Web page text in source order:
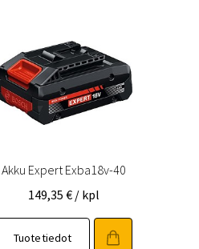
Akku Expert Exba18v-40
149,35€ / kpl
Tuotetiedot